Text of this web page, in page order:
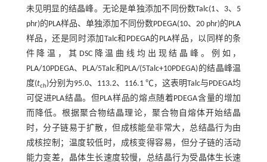
未见明显的结晶峰。无论是单独添加不同份数Talc(1、3、5
phr)的PLA样品、单独添加不同份数PDEGA(10、20 phr)的PLA
样品，还是同时添加Talc和PDEGA的PLA样品，以同样的条
件降温，其DSC降温曲线均出现结晶峰。例如，
PLA/10PDEGA、PLA/5Talc和PLA/(5Talc+10PDEGA)的结晶峰温
度(tch)分别为95.0、113.2、116.1 ℃，这表明Talc与PDEGA均
可促进PLA结晶。但PLA样品的熔点随着PDEGA含量的增加
而降低。根据聚合物结晶理论，聚合物自熔体开始结晶
时，分子链易于扩散，但成核能垒非常大，总结晶行为由
成核控制；温度较低时，成核变得容易，但分子链的活动
能力变差，晶体生长速度较慢，总结晶行为受晶体生长速